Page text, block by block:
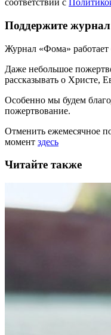
соответствии с
Поддержите
Журнал «Фома» работает
Даже небольшое
рассказывать о Христе,
Особенно мы будем
пожертвование.
Отменить ежемесячное
момент здесь
Читайте также